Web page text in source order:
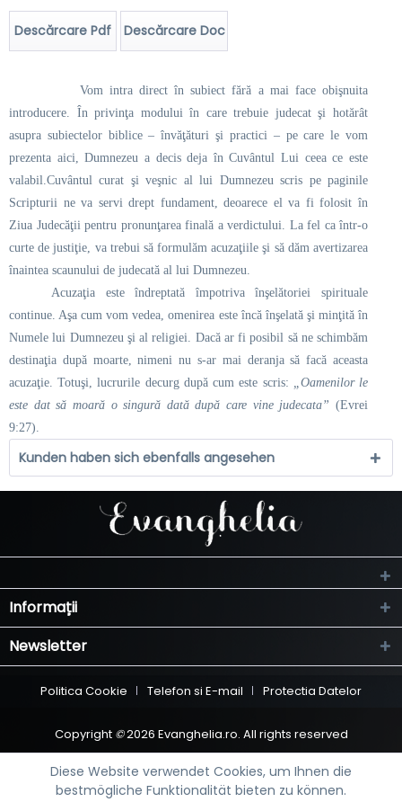
Descărcare Pdf Descărcare Doc
Vom intra direct în subiect fără a mai face obişnuita
introducere. În privinţa modului în care trebuie judecat şi hotărât
asupra subiectelor biblice – învăţături şi practici – pe care le vom
prezenta aici, Dumnezeu a decis deja în Cuvântul Lui ceea ce este
valabil. Cuvântul curat şi veşnic al lui Dumnezeuscris pe paginile
Scripturii ne va servi drept fundament, deoarece el va fi folosit în
Ziua Judecăţii pentru pronunţarea finală a verdictului. La fel ca într-o
curte de justiţie, va trebui să formulăm acuzaţiile şi să dăm avertizarea
înaintea scaunului de judecată al lui Dumnezeu.
Acuzaţia este îndreptată împotriva înşelătoriei spirituale
continue. Aşa cum vom vedea, omenirea este încă înşelată şi minţită în
Numele lui Dumnezeu şi al religiei. Dacă ar fi posibil să ne schimbăm
destinaţia după moarte, nimeni nu s-ar mai deranja să facă aceasta
acuzaţie. Totuşi, lucrurile decurg după cum este scris:
„Oamenilor le
este dat să moară o singură dată după care vine judecata” (Evrei
9:27).
Kunden haben sich ebenfalls angesehen
Informații
Newsletter
Politica Cookie Telefon si E-mail Protectia Datelor
Copyright ©2026 Evanghelia.ro. All rights reserved
Diese Website verwendet Cookies, um Ihnen die
bestmögliche Funktionalität bieten zu können.